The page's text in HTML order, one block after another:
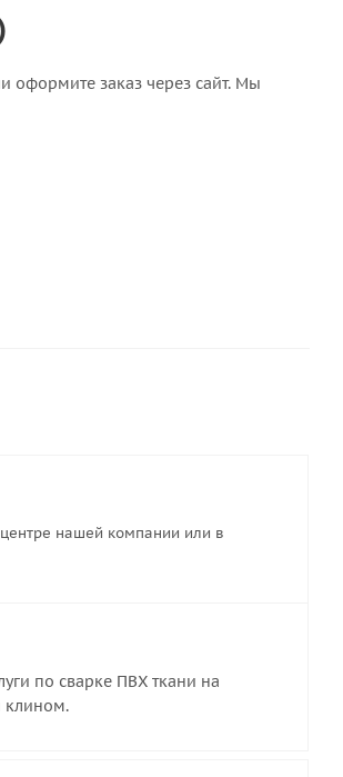
оформите заказ через сайт. Мы
нашей компании или в
по сварке ПВХ ткани на
клином.